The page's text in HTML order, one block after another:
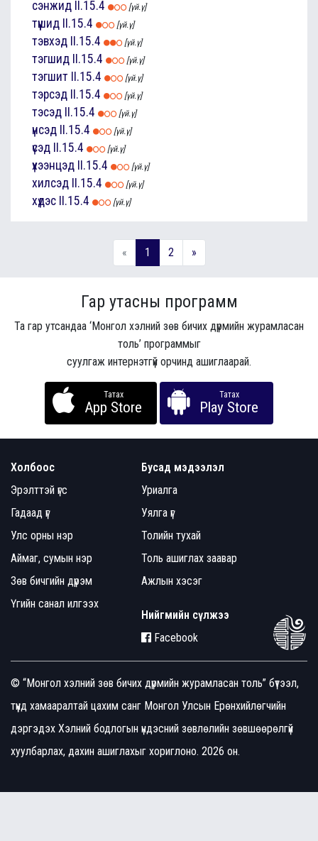
сэнжид II.15.4 [үй.ү]
түүшид II.15.4 [үй.ү]
тэвхэд II.15.4 [үй.ү]
тэгшид II.15.4 [үй.ү]
тэгшит II.15.4 [үй.ү]
тэрсэд II.15.4 [үй.ү]
тэсэд II.15.4 [үй.ү]
үнсэд II.15.4 [үй.ү]
үсэд II.15.4 [үй.ү]
үхээнцэд II.15.4 [үй.ү]
хилсэд II.15.4 [үй.ү]
хүдэс II.15.4 [үй.ү]
« 1 2 »
Гар утасны программ
Та гар утсандаа ‘Монгол хэлний зөв бичих дүрмийн журамласан
толь’ программыг
суулгаж интернэтгүй орчинд ашиглаарай.
Татах
App Store
Татах
Play Store
Холбоос
Эрэлттэй үгс
Гадаад үг
Улс орны нэр
Аймаг, сумын нэр
Зөв бичгийн дүрэм
Үгийн санал илгээх
Бусад мэдээлэл
Уриалга
Уялга үг
Толийн тухай
Толь ашиглах заавар
Ажлын хэсэг
Нийгмийн сүлжээ
Facebook
© “Монгол хэлний зөв бичих дүрмийн журамласан толь” бүтээл,
түүнд хамааралтай цахим санг Монгол Улсын Ерөнхийлөгчийн
дэргэдэх Хэлний бодлогын үндэсний зөвлөлийн зөвшөөрөлгүй
хуулбарлах, дахин ашиглахыг хориглоно. 2026 он.